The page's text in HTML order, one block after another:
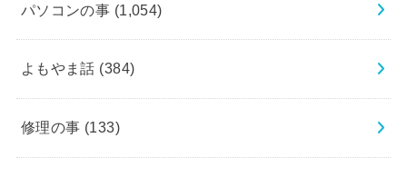
パソコンの事 (1,054)
よもやま話 (384)
修理の事 (133)